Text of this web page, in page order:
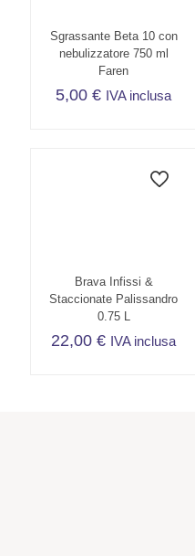
Sgrassante Beta 10 con
nebulizzatore 750 ml
Faren
5,00€ IVA inclusa
Brava Infissi &
Staccionate Palissandro
0.75 L
22,00€ IVA inclusa